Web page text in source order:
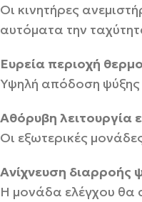
Οι κινητήρες
αυτόματα την
Ευρεία περιοχή
Υψηλή απόδοση
Αθόρυβη λειτουργία
Οι εξωτερικές
Ανίχνευση διαρροής
Η μονάδα ελέγχου θα